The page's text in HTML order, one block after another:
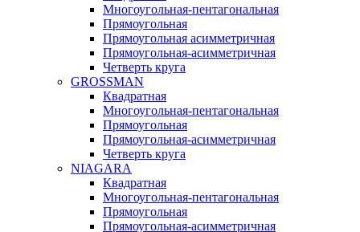
Многоугольная-пентагональная
Прямоугольная
Прямоугольная асимметричная
Прямоугольная-асимметричная
Четверть круга
GROSSMAN
Квадратная
Многоугольная-пентагональная
Прямоугольная
Прямоугольная-асимметричная
Четверть круга
NIAGARA
Квадратная
Многоугольная-пентагональная
Прямоугольная
Прямоугольная-асимметричная